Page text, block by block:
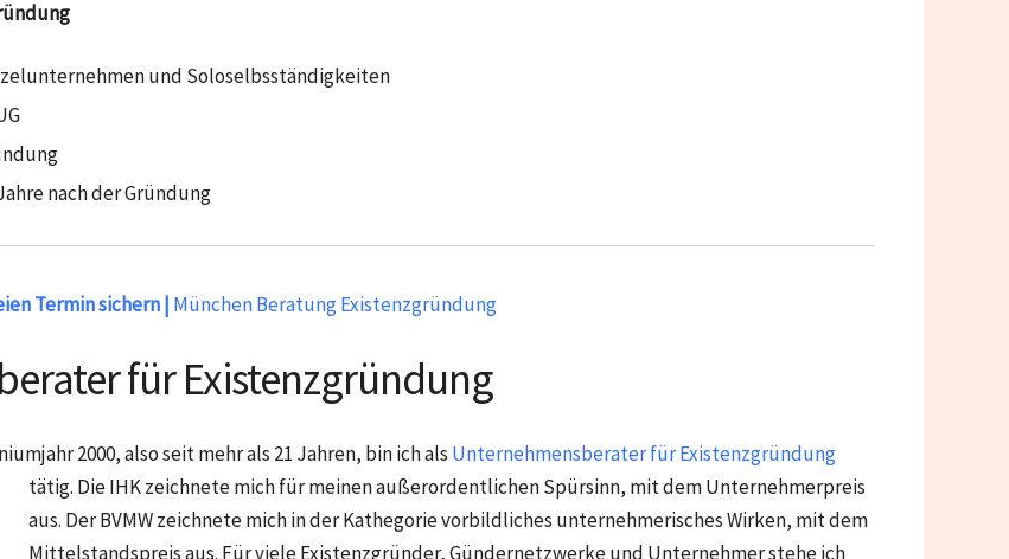
und Soloselbsständigkeiten
nach der Gründung
Termin sichern | München Beratung Existenzgründung
für Existenzgründung
2000, also seit mehr als 21 Jahren, bin ich als Unternehmensberater für Existenzgründung
tätig. Die IHK zeichnete mich für meinenaußerordentlichen Spürsinn, mit dem Unternehmerpreis
aus. Der BVMW zeichnete mich in der Kathegorie vorbildliches unternehmerisches Wirken, mit dem
Mittelstandspreis aus. Für viele Existenzgründer, Gündernetzwerke und Unternehmer stehe ich